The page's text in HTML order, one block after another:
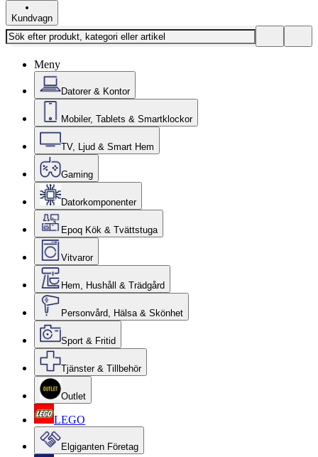
Kundvagn
Meny
Datorer & Kontor
Mobiler, Tablets & Smartklockor
TV, Ljud & Smart Hem
Gaming
Datorkomponenter
Epoq Kök & Tvättstuga
Vitvaror
Hem, Hushåll & Trädgård
Personvård, Hälsa & Skönhet
Sport & Fritid
Tjänster & Tillbehör
Outlet
LEGO
Elgiganten Företag